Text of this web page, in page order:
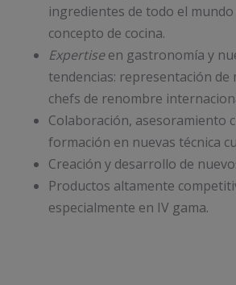
ingredientes de todo el
concepto de cocina.
Expertiseen gastronomía y
tendencias: representación de
chefs de renombre
Colaboración, asesoramiento
formación en nuevas técnica
Creación y desarrollo de
Productos altamente
especialmente en IV gama.